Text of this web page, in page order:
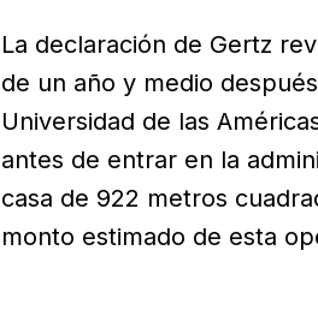
La declaración de Gertz
de un año y medio
Universidad de las
antes de entrar en la
casa de 922 metros
monto estimado de esta